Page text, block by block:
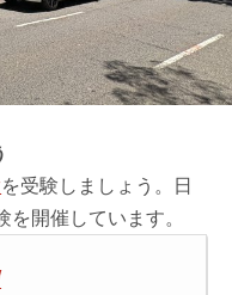
を受験しましょう。日
開催しています。